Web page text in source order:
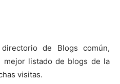
de Blogs común,
listado de blogs de la
visitas.